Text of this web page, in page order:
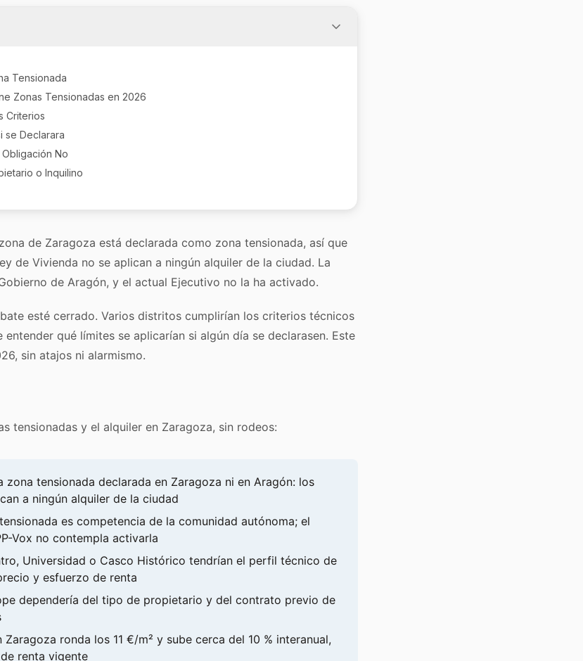
Tensionada
Zonas Tensionadas en 2026
Criterios
se Declarara
Obligación No
o Inquilino
de Zaragoza está declarada como zona tensionada, así que
de Vivienda no se aplican a ningún alquiler de la ciudad. La
de Aragón, y el actual Ejecutivo no la ha activado.
esté cerrado. Varios distritos cumplirían los criterios técnicos
qué límites se aplicarían si algún día se declarasen. Este
sin atajos ni alarmismo.
tensionadas y el alquiler en Zaragoza, sin rodeos:
zona tensionada declarada en Zaragoza ni en Aragón: los
a ningún alquiler de la ciudad
es competencia de la comunidad autónoma; el
Vox no contempla activarla
Universidad o Casco Histórico tendrían el perfil técnico de
y esfuerzo de renta
dependería del tipo de propietario y del contrato previo de
Zaragoza ronda los 11 €/m² y sube cerca del 10 % interanual,
renta vigente